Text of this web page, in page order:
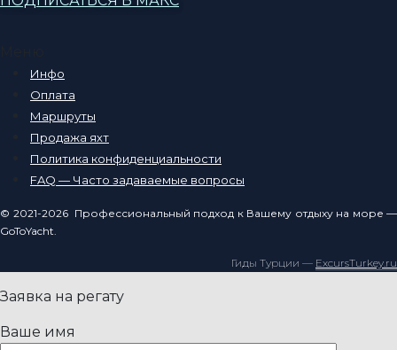
Инфо
Оплата
Маршруты
Продажа яхт
Политика конфиденциальности
FAQ — Часто задаваемые вопросы
© 2021-2026 Профессиональный подход к Вашему отдыху на море —
GoToYacht.
Гиды Турции — ExcursTurkey.ru
Заявка на регату
Ваше имя